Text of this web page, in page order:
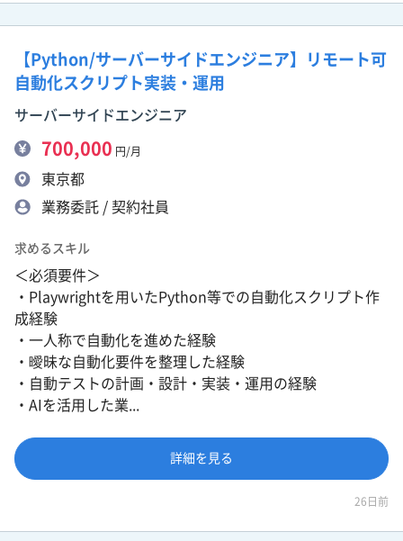
【Python/サーバーサイドエンジニア】リモート可
自動化スクリプト実装・運用
サーバーサイドエンジニア
700,000 円/月
東京都
業務委託 / 契約社員
求めるスキル
＜必須要件＞
・Playwrightを用いたPython等での自動化スクリプト作
成経験
・一人称で自動化を進めた経験
・曖昧な自動化要件を整理した経験
・自動テストの計画・設計・実装・運用の経験
・AIを活用した業...
詳細を見る
26日前